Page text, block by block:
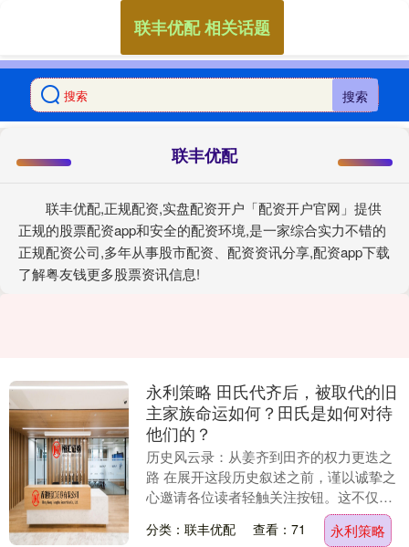
搜索
联丰优配
联丰优配,正规配资,实盘配资开户「配资开户官网」提供
正规的股票配资app和安全的配资环境,是一家综合实力不错的
正规配资公司,多年从事股市配资、配资资讯分享,配资app下载
了解粤友钱更多股票资讯信息!
联丰优配 相关话题
永利策略 田氏代齐后，被取代的旧
主家族命运如何？田氏是如何对待
他们的？
历史风云录：从姜齐到田齐的权力更迭之
路 在展开这段历史叙述之前，谨以诚挚之
心邀请各位读者轻触关注按钮。这不仅便
于您参与后续的精彩讨论与知识分享，更
能让您获得独特....
分类：联丰优配 查看：71 永利策略